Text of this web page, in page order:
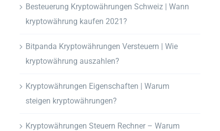
Besteuerung Kryptowährungen Schweiz | Wann
kryptowährung kaufen 2021?
Bitpanda Kryptowährungen Versteuern | Wie
kryptowährung auszahlen?
Kryptowährungen Eigenschaften | Warum
steigen kryptowährungen?
Kryptowährungen Steuern Rechner – Warum